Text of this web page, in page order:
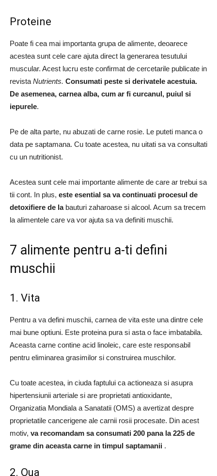
Proteine
Poate fi cea mai importanta grupa de alimente, deoarece
acestea sunt cele care ajuta direct la generarea tesutului
muscular. Acest lucru este confirmat de cercetarile publicate in
revista Nutrients. Consumati peste si derivatele acestuia.
De asemenea, carnea alba, cum ar fi curcanul, puiul si
iepurele.
Pe de alta parte, nu abuzati de carne rosie. Le puteti manca o
data pe saptamana. Cu toate acestea, nu uitati sa va consultati
cu un nutritionist.
Acestea sunt cele mai importante alimente de care ar trebui sa
tii cont. In plus, este esential sa va continuati procesul de
detoxifiere de labauturi zaharoase si alcool. Acum sa trecem
la alimentele care va vor ajuta sa va definiti muschii.
7 alimente pentru a-ti defini
muschii
1. Vita
Pentru a va defini muschii, carnea de vita este una dintre cele
mai bune optiuni. Este proteina pura si asta o face imbatabila.
Aceasta carne contine acid linoleic, care este responsabil
pentru eliminarea grasimilor si construirea muschilor.
Cu toate acestea, in ciuda faptului ca actioneaza si asupra
hipertensiunii arteriale si are proprietati antioxidante,
Organizatia Mondiala a Sanatatii (OMS) a avertizat despre
proprietatile cancerigene ale carnii rosii procesate. Din acest
motiv, va recomandam sa consumati 200 pana la 225 de
grame din aceasta carne in timpul saptamanii .
2. Oua